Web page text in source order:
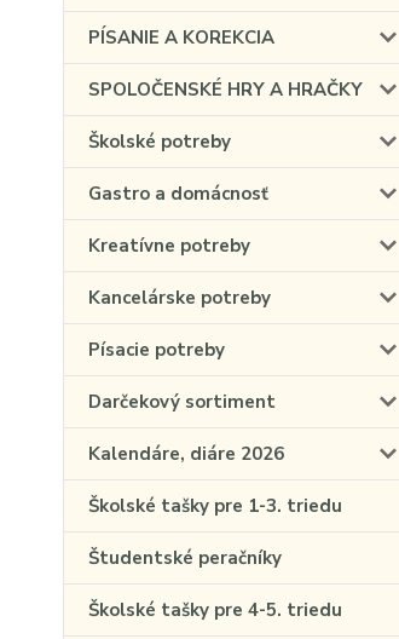
PÍSANIE A KOREKCIA
SPOLOČENSKÉ HRY A HRAČKY
Školské potreby
Gastro a domácnosť
Kreatívne potreby
Kancelárske potreby
Písacie potreby
Darčekový sortiment
Kalendáre, diáre 2026
Školské tašky pre 1-3. triedu
Študentské peračníky
Školské tašky pre 4-5. triedu